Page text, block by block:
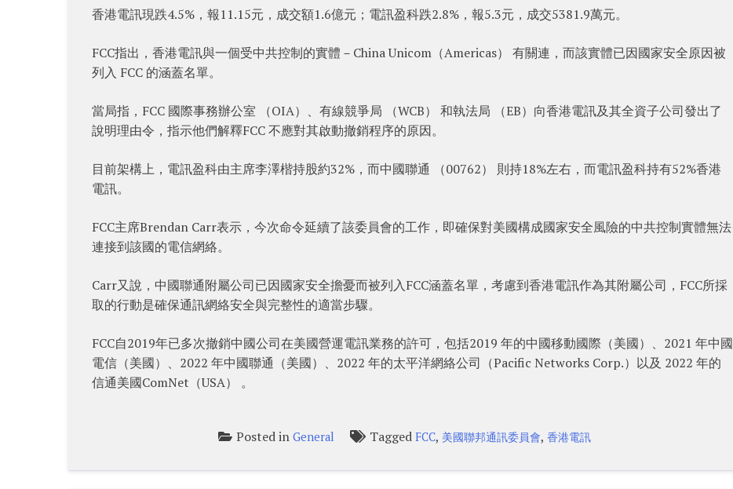
香港電訊現跌4.5%，報11.15元，成交額1.6億元；電訊盈科跌2.8%，報5.3元，成交5381.9萬元。
FCC指出，香港電訊與一個受中共控制的實體－China Unicom（Americas） 有關連，而該實體已因國家安全原因被
列入 FCC 的涵蓋名單。
當局指，FCC 國際事務辦公室 （OIA）、有線競爭局 （WCB） 和執法局 （EB）向香港電訊及其全資子公司發出了
說明理由令，指示他們解釋FCC 不應對其啟動撤銷程序的原因。
目前架構上，電訊盈科由主席李澤楷持股約32%，而中國聯通 （00762） 則持18%左右，而電訊盈科持有52%香港
電訊。
FCC主席Brendan Carr表示，今次命令延續了該委員會的工作，即確保對美國構成國家安全風險的中共控制實體無法
連接到該國的電信網絡。
Carr又說，中國聯通附屬公司已因國家安全擔憂而被列入FCC涵蓋名單，考慮到香港電訊作為其附屬公司，FCC所採
取的行動是確保通訊網絡安全與完整性的適當步驟。
FCC自2019年已多次撤銷中國公司在美國營運電訊業務的許可，包括2019 年的中國移動國際（美國）、2021 年中國
電信（美國）、2022 年中國聯通（美國）、2022 年的太平洋網絡公司（Pacific Networks Corp.）以及 2022 年的
信通美國ComNet（USA） 。
Posted inGeneral TaggedFCC, 美國聯邦通訊委員會,香港電訊